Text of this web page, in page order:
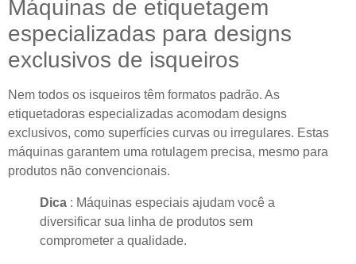
Máquinas de etiquetagem
especializadas para designs
exclusivos de isqueiros
Nem todos os isqueiros têm formatos padrão. As
etiquetadoras especializadas acomodam designs
exclusivos, como superfícies curvas ou irregulares. Estas
máquinas garantem uma rotulagem precisa, mesmo para
produtos não convencionais.
Dica : Máquinas especiais ajudam você a
diversificar sua linha de produtos sem
comprometer a qualidade.